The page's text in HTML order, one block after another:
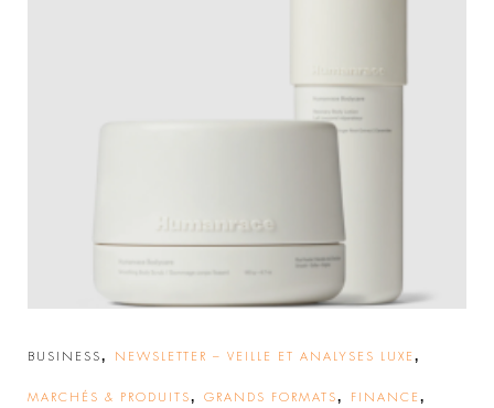
BUSINESS, NEWSLETTER – VEILLE ET ANALYSES LUXE ,
MARCHÉS & PRODUITS, GRANDS FORMATS, FINANCE ,